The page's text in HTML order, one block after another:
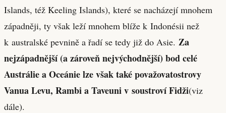
Islands, též Keeling Islands), které se nacházejí mnohem
západněji, ty však leží mnohem blíže k Indonésii než
k australské pevnině a řadí se tedy již do Asie. Za
nejzápadnější (a zároveň nejvýchodnější) bod celé
Austrálie a Oceánie lze však také považovatostrovy
Vanua Levu, Rambi a Taveuni v soustroví Fidži(viz
dále).